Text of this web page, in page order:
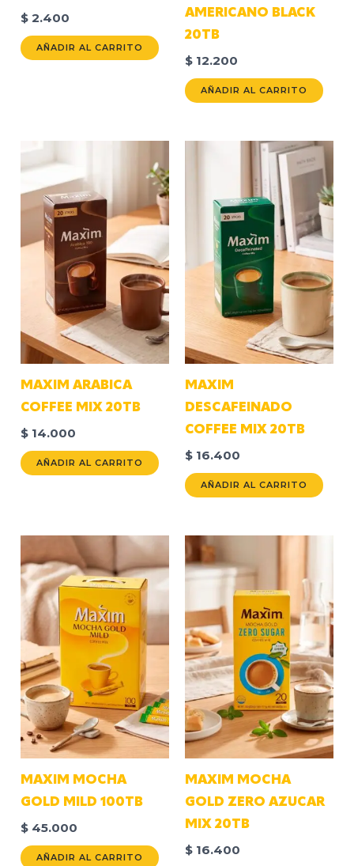
$ 2.400
AÑADIR AL CARRITO
AMERICANO BLACK
20TB
$ 12.200
AÑADIR AL CARRITO
MAXIM ARABICA
COFFEE MIX 20TB
$ 14.000
AÑADIR AL CARRITO
MAXIM
DESCAFEINADO
COFFEE MIX 20TB
$ 16.400
AÑADIR AL CARRITO
MAXIM MOCHA
GOLD MILD 100TB
$ 45.000
AÑADIR AL CARRITO
MAXIM MOCHA
GOLD ZERO AZUCAR
MIX 20TB
$ 16.400